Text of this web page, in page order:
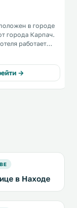
в городе
города Карпач.
работает
обустроена
или балкон. .
→
в Находе